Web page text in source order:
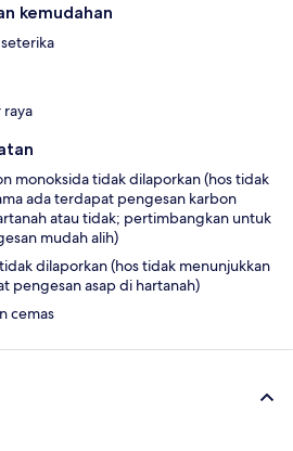
kemudahan
raya
monoksida tidak dilaporkan (hos tidak
ada terdapat pengesan karbon
atau tidak; pertimbangkan untuk
mudah alih)
dilaporkan (hos tidak menunjukkan
pengesan asap di hartanah)
cemas